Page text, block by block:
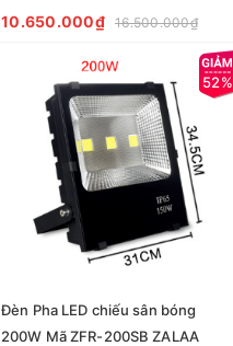
Tennis
10.650.000₫ 16.500.000₫
52%
Đèn Pha LED chiếu sân bóng
200W Mã ZFR-200SB ZALAA